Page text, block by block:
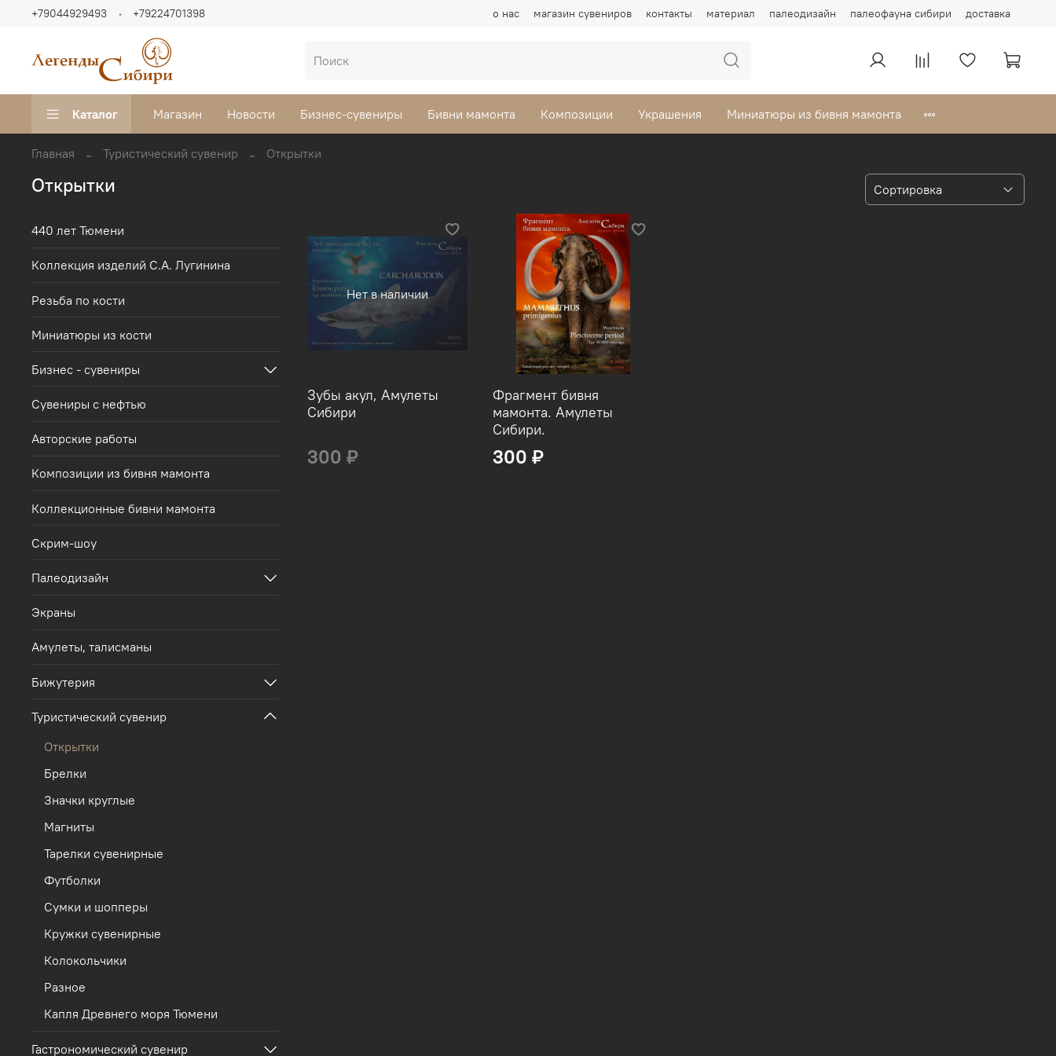
о нас магазин сувениров контакты материал палеодизайн палеофауна сибири доставка
+79044929493 +79224701398
Каталог Магазин Новости Бизнес-сувениры Бивни мамонта Композиции Украшения Миниатюры из бивня мамонта
Главная Туристический сувенир Открытки
Открытки
Нет в наличии
Зубы акул, Амулеты
Сибири
300 ₽
Фрагмент бивня
мамонта. Амулеты
Сибири.
300 ₽
440 лет Тюмени
Коллекция изделий С.А. Лугинина
Резьба по кости
Миниатюры из кости
Бизнес - сувениры
Сувениры с нефтью
Авторские работы
Композиции из бивня мамонта
Коллекционные бивни мамонта
Скрим-шоу
Палеодизайн
Экраны
Амулеты, талисманы
Бижутерия
Туристический сувенир
Открытки
Брелки
Значки круглые
Магниты
Тарелки сувенирные
Футболки
Сумки и шопперы
Кружки сувенирные
Колокольчики
Разное
Капля Древнего моря Тюмени
Гастрономический сувенир